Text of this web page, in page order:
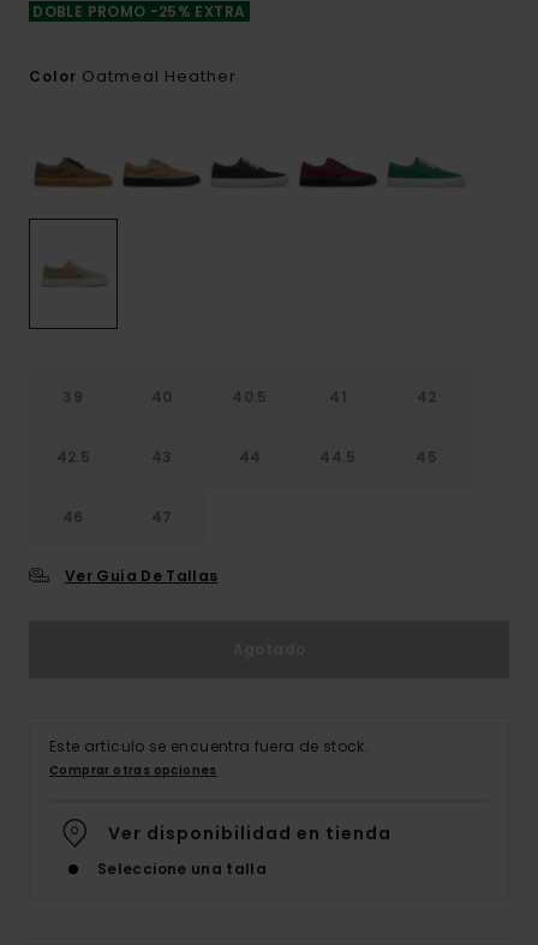
DOBLE PROMO -25% EXTRA
Color Oatmeal Heather
39 40 40.5 41 42
42.5 43 44 44.5 45
46 47
Ver Guía De Tallas
Este artículo se encuentra fuera de stock.
Comprar otras opciones
Ver disponibilidad en tienda
Seleccione una talla